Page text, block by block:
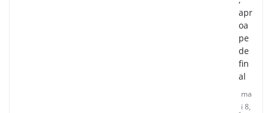
apr
oa
pe
de
fin
al
ma
i 8,